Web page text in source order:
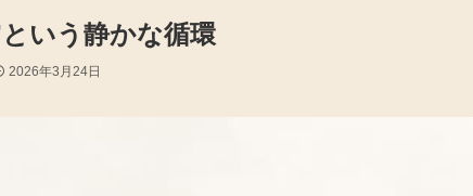
いう静かな循環
2026年3月24日